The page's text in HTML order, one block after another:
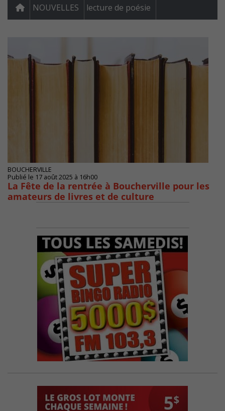
NOUVELLES lecture de poésie
BOUCHERVILLE
Publié le 17 août 2025 à 16h00
La Fête de la rentrée à Boucherville pour les
amateurs de livres et de culture